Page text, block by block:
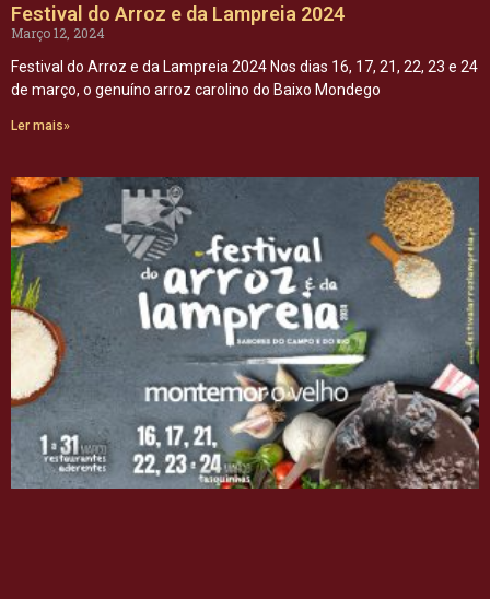
Festival do Arroz e da Lampreia 2024
Março 12, 2024
Festival do Arroz e da Lampreia 2024 Nos dias 16, 17, 21, 22, 23 e 24
de março, o genuíno arroz carolino do Baixo Mondego
Ler mais»